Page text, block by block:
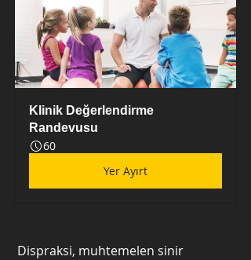
Klinik Değerlendirme
Randevusu
60
Yer Ayırt